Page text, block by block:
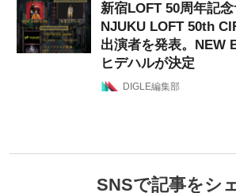
新宿LOFT 50周年記念
NJUKU LOFT 50th
出演者を発表。NEW
ヒデハルが決定
DIGLE編集部
SNSで記事をシ